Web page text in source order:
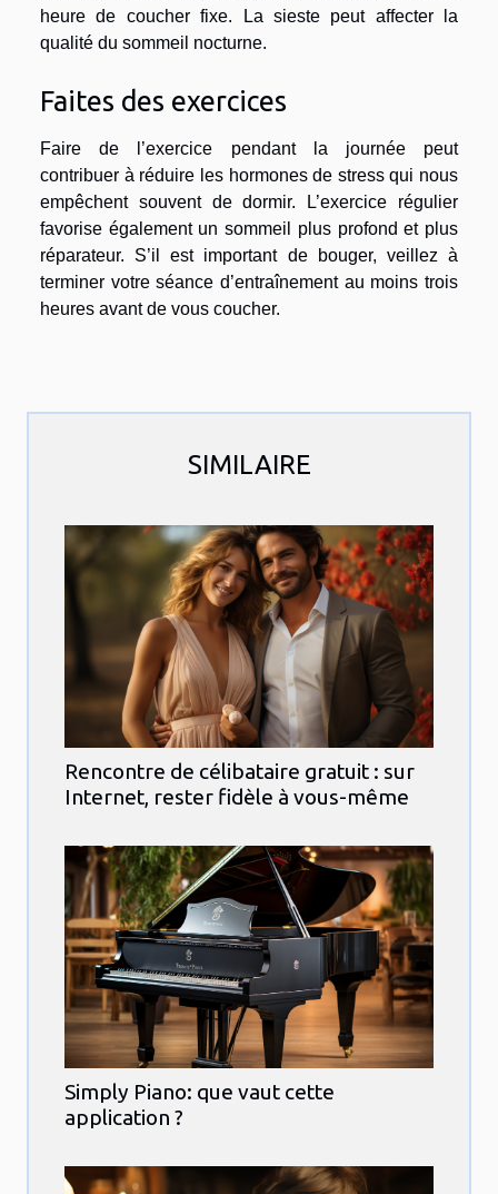
heure de coucher fixe. La sieste peut affecter la
qualité du sommeil nocturne.
Faites des exercices
Faire de l’exercice pendant la journée peut
contribuer à réduire les hormones de stress qui nous
empêchent souvent de dormir. L’exercice régulier
favorise également un sommeil plus profond et plus
réparateur. S’il est important de bouger, veillez à
terminer votre séance d’entraînement au moins trois
heures avant de vous coucher.
SIMILAIRE
Rencontre de célibataire gratuit : sur
Internet, rester fidèle à vous-même
Simply Piano: que vaut cette
application ?